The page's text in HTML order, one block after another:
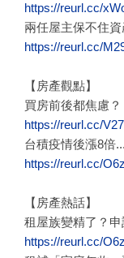
https://reurl.cc/
兩任屋主保不住
https://reurl.cc/
【房產觀點】
買房前後都焦慮
https://reurl.cc/
台積疫情後漲8倍
https://reurl.cc/
【房產熱話】
租屋族變精了？
https://reurl.cc/